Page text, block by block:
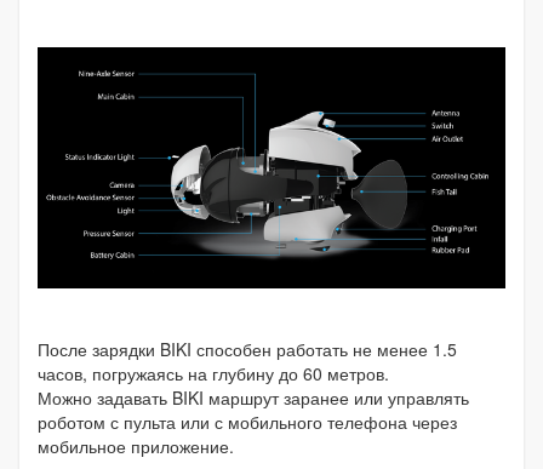
После зарядки BIKI способен работать не менее 1.5
часов, погружаясь на глубину до 60 метров.
Можно задавать BIKI маршрут заранее или управлять
роботом с пульта или с мобильного телефона через
мобильное приложение.